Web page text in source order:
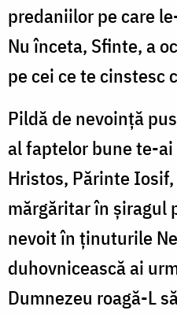
predaniilor pe care
Nu înceta, Sfinte, a
pe cei ce te cinstesc
Pildă de nevoinţă
al faptelor bune te-
Hristos, Părinte
mărgăritar în şiragul
nevoit în ţinuturile
duhovnicească ai
Dumnezeu roagă-L